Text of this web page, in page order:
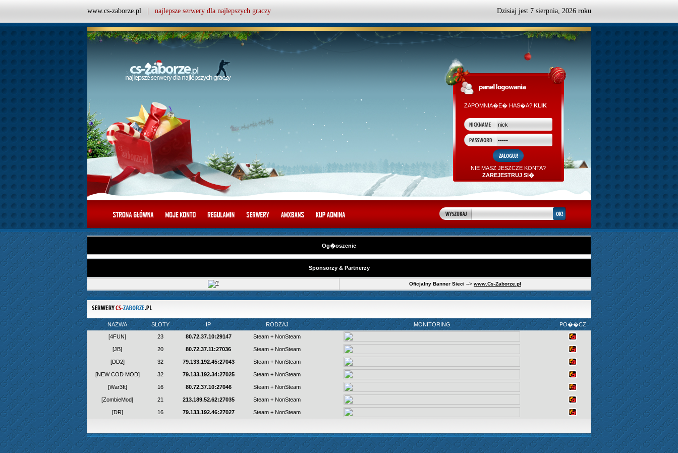
www.cs-zaborze.pl | najlepsze serwery dla najlepszych graczy Dzisiaj jest 7 sierpnia, 2026 roku
ZAPOMNIA�E� HAS�A? KLIK
NIE MASZ JESZCZE KONTA?
ZAREJESTRUJ SI�
Og�oszenie
Sponsorzy & Partnerzy
Oficjalny Banner Sieci --> www.Cs-Zaborze.pl
NAZWA SLOTY IP RODZAJ MONITORING
PO��CZ
[4FUN]
23 80.72.37.10:29147 Steam + NonSteam
[JB] 20 80.72.37.11:27036 Steam + NonSteam
[DD2] 32 79.133.192.45:27043 Steam + NonSteam
[NEW COD MOD] 32 79.133.192.34:27025 Steam + NonSteam
[War3ft] 16 80.72.37.10:27046 Steam + NonSteam
[ZombieMod] 21 213.189.52.62:27035 Steam + NonSteam
[DR] 16 79.133.192.46:27027 Steam + NonSteam